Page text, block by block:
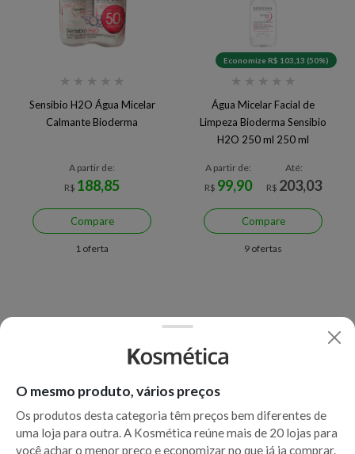
★ ★ ★ ★ ★
Sensibio H2O Água Micelar
Calmante Bioderma
A partir de:
R$ 188,85
Compare
1 oferta
Economize R$ 103,13 (50%)
★ ★ ★ ★ ★
Água Micelar Facial de
Limpeza Bioderma Sensibio
H2O 250 ml 250 ml
A partir de:
R$ 99,90
Até:
R$ 203,03
Compare
9 ofertas
O mesmo produto, vários preços
Os produtos desta categoria têm preços bem diferentes de
uma loja para outra. A Kosmética reúne mais de 20 lojas para
você achar o menor preço e economizar no que já ia comprar.